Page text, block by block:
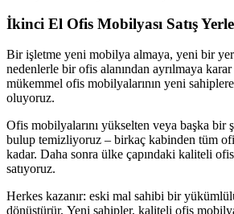
İkinci El Ofis Mobilyası Satış
Bir işletme yeni mobilya almaya, yeni bir
nedenlerle bir ofis alanından ayrılmaya
mükemmel ofis mobilyalarının yeni sahiplere
oluyoruz.
Ofis mobilyalarını yükselten veya başka bir
bulup temizliyoruz – birkaç kabinden tüm
kadar. Daha sonra ülke çapındaki kaliteli
satıyoruz.
Herkes kazanır: eski mal sahibi bir
dönüştürür. Yeni sahipler, kaliteli ofis